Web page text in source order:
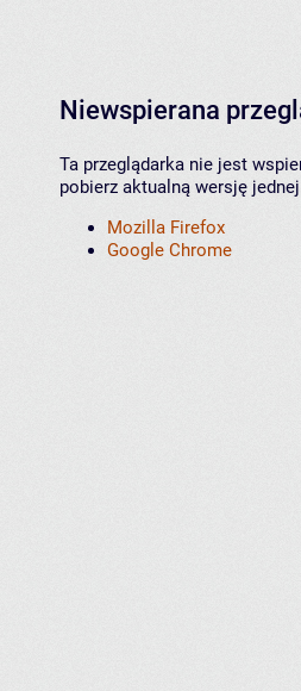
Niewspierana
Ta przeglądarka nie jest
pobierz aktualną wersję
Mozilla Firefox
Google Chrome